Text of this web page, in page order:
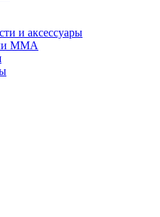
и аксессуары
MMA